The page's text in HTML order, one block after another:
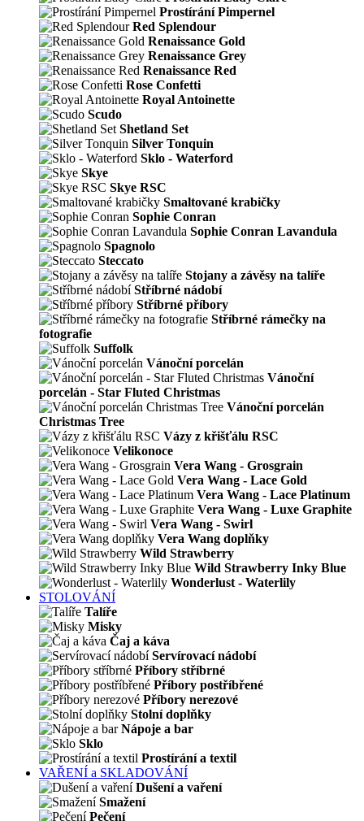
Prostírání Pimpernel
Red Splendour
Renaissance Gold
Renaissance Grey
Renaissance Red
Rose Confetti
Royal Antoinette
Scudo
Shetland Set
Silver Tonquin
Sklo - Waterford
Skye
Skye RSC
Smaltované krabičky
Sophie Conran
Sophie Conran Lavandula
Spagnolo
Steccato
Stojany a závěsy na talíře
Stříbrné nádobí
Stříbrné příbory
Stříbrné rámečky na
fotografie
Suffolk
Vánoční porcelán
Vánoční
porcelán - Star Fluted Christmas
Vánoční porcelán
Christmas Tree
Vázy z křišťálu RSC
Velikonoce
Vera Wang - Grosgrain
Vera Wang - Lace Gold
Vera Wang - Lace Platinum
Vera Wang - Luxe Graphite
Vera Wang - Swirl
Vera Wang doplňky
Wild Strawberry
Wild Strawberry Inky Blue
Wonderlust - Waterlily
STOLOVÁNÍ
Talíře
Misky
Čaj a káva
Servírovací nádobí
Příbory stříbrné
Příbory postříbřené
Příbory nerezové
Stolní doplňky
Nápoje a bar
Sklo
Prostírání a textil
VAŘENÍ a SKLADOVÁNÍ
Dušení a vaření
Smažení
Pečení